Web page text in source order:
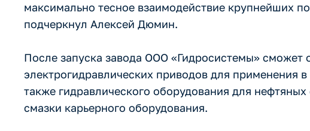
максимально тесное взаимодействие крупнейших
подчеркнул Алексей Дюмин.
После запуска завода ООО «Гидросистемы» сможет
электрогидравлических приводов для применения
также гидравлического оборудования для
смазки карьерного оборудования.